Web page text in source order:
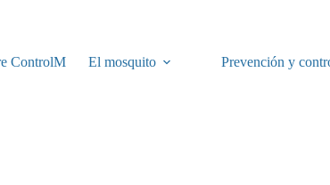
ControlM
El mosquito Prevención y